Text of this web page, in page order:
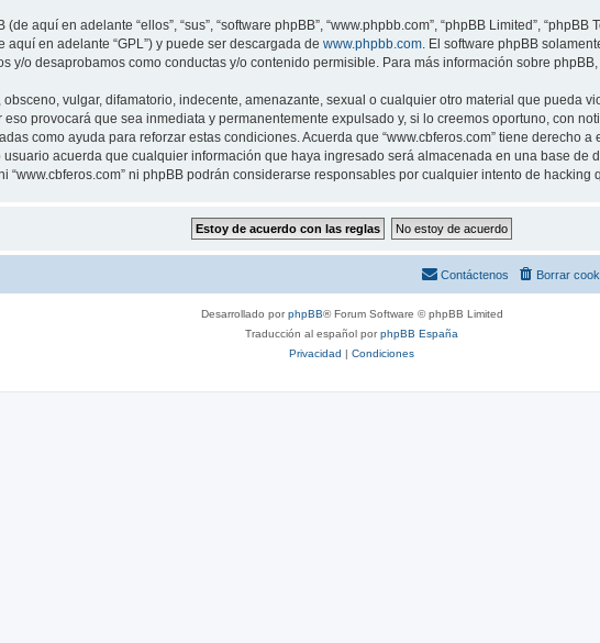
aquí en adelante “ellos”, “sus”, “software phpBB”, “www.phpbb.com”, “phpBB Limited”,
aquí en adelante “GPL”) y puede ser descargada de www.phpbb.com. El software phpBB
y/o desaprobamos como conductas y/o contenido permisible. Para más información sobre
vulgar, difamatorio, indecente, amenazante, sexual o cualquier otro material que pueda
provocará que sea inmediata y permanentemente expulsado y, si lo creemos oportuno, con
como ayuda para reforzar estas condiciones. Acuerda que “www.cbferos.com” tiene derecho
acuerda que cualquier información que haya ingresado será almacenada en una base de
“www.cbferos.com” ni phpBB podrán considerarse responsables por cualquier intento de
Borrar
Contáctenos
Desarrollado porphpBB® Forum Software © phpBB Limited
Traducción al español porphpBB España
Privacidad | Condiciones